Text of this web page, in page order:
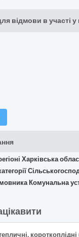
відмови в участі у
Харківська
категорії
Комунальна